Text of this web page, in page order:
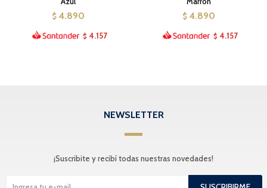
$ 4.890
$ 4.157
$ 4.890
$ 4.157
NEWSLETTER
¡Suscribite y recibí todas nuestras novedades!